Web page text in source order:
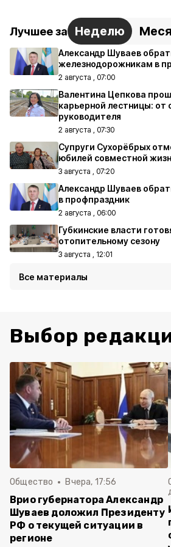
Лучшее за Неделю
Александр Шуваев
железнодорожникам в
2 августа , 07:00
Валентина Цепкова
карьерной лестницы:
руководителя
2 августа , 07:30
Супруги Сухорёбрых
юбилей совместной
3 августа , 07:20
Александр Шуваев
в профпраздник
2 августа , 06:00
Губкинские власти
отопительному сезону
3 августа , 12:01
Все материалы
Выбор
Общество Вчера, 17:56
Врио губернатора Александр
Шуваев доложил Президенту
РФ о текущей ситуации в
регионе